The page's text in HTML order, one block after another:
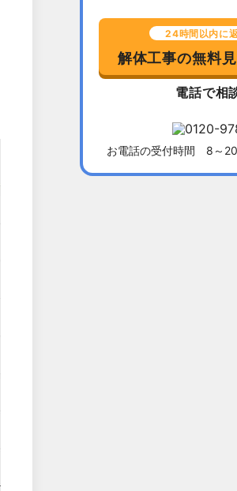
24時間以内に
解体工事の無料
電話で相
お電話の受付時間 8～20